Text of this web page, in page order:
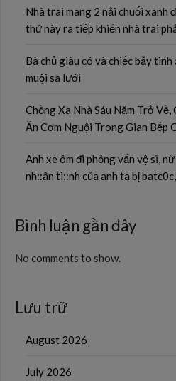
Nhà trai mang 2 nải chuối xanh
thứ này ra tiếp khiến nhà trai
Bà chủ giàu có và chiếc bẫy
muội sa lưới
Chồng Xa Nhà Sáu Năm Trở
Ăn Cơm Nguội Trong Gian Bếp
Anh xe ôm đi phỏng vấn vệ sĩ,
nh::ân tì::nh của anh ta bị
Bình luận gần đây
No comments to show.
Lưu trữ
August 2026
July 2026